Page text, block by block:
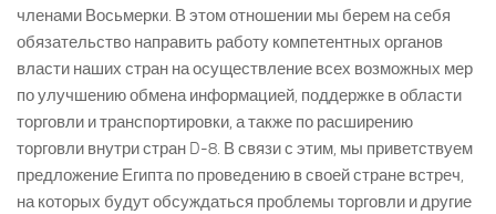
членами Восьмерки. В этом отношении мы берем на себя
обязательство направить работу компетентных органов
власти наших стран на осуществление всех возможных мер
по улучшению обмена информацией, поддержке в области
торговли и транспортировки, а также по расширению
торговли внутри стран D-8. В связи с этим, мы приветствуем
предложение Египта по проведению в своей стране встреч,
на которых будут обсуждаться проблемы торговли и другие